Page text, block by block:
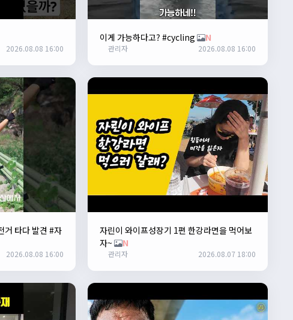
2026.08.08 16:00
이게 가능하다고? #cycling N
관리자 2026.08.08 16:00
거 타다 발견 #자
2026.08.08 16:00
자린이 와이프성장기 1편 한강라면을 먹어보
자~
N
관리자 2026.08.07 18:00